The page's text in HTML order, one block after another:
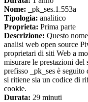
Nome: _pk_ses.1.553a
Tipologia: analitico
Proprieta: Prima parte
Descrizione: Questo
analisi web open source
proprietari di siti Web a
misurare le prestazioni
prefisso _pk_ses è
si ritiene sia un codice di
cookie.
Durata: 29 minuti